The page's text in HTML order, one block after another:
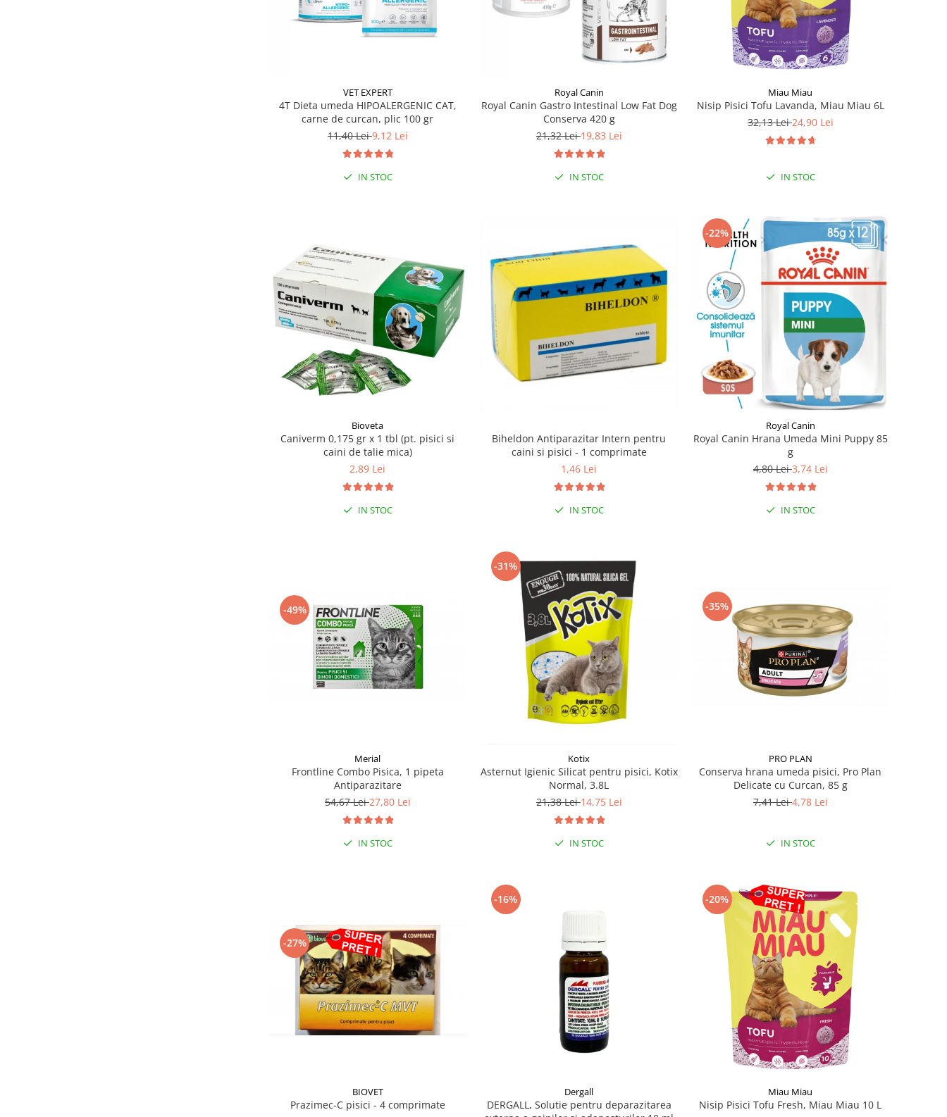
VET EXPERT
4T Dieta umeda HIPOALERGENIC CAT,
carne de curcan, plic 100 gr
11,40 Lei9,12 Lei
IN STOC
Royal Canin
Royal Canin Gastro Intestinal Low Fat Dog
Conserva 420 g
21,32 Lei19,83 Lei
IN STOC
Miau Miau
Nisip Pisici Tofu Lavanda, Miau Miau 6L
32,13 Lei24,90 Lei
IN STOC
Bioveta
Caniverm 0,175 gr x 1 tbl (pt. pisici si
caini de talie mica)
2,89 Lei
IN STOC
Biheldon Antiparazitar Intern pentru
caini si pisici - 1 comprimate
1,46 Lei
IN STOC
-22%
Royal Canin
Royal Canin Hrana Umeda Mini Puppy 85
g
4,80 Lei3,74 Lei
IN STOC
-49%
Merial
Frontline Combo Pisica, 1 pipeta
Antiparazitare
54,67 Lei27,80 Lei
IN STOC
-31%
Kotix
Asternut Igienic Silicat pentru pisici, Kotix
Normal, 3.8L
21,38 Lei14,75 Lei
IN STOC
-35%
PRO PLAN
Conserva hrana umeda pisici, Pro Plan
Delicate cu Curcan, 85 g
7,41 Lei4,78 Lei
IN STOC
-27%
BIOVET
Prazimec-C pisici - 4 comprimate
-16%
Dergall
DERGALL, Solutie pentru deparazitarea
-20%
Miau Miau
Nisip Pisici Tofu Fresh, Miau Miau 10 L